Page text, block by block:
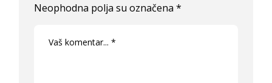
Neophodna polja su označena*